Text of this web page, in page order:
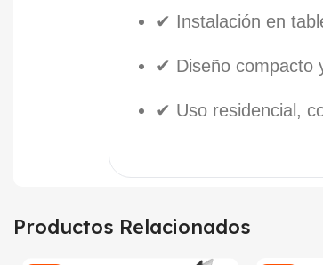
✔ Instalación en
✔ Diseño compacto
✔ Uso residencial,
Productos Relacionados